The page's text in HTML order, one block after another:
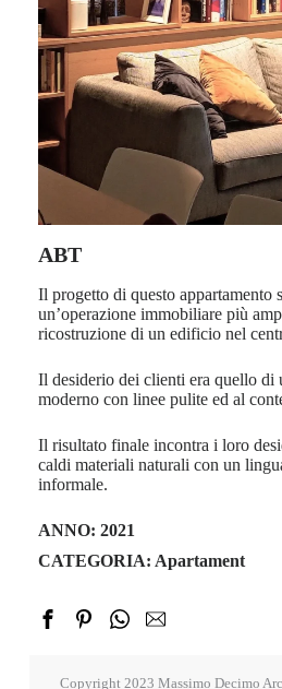
ABT
Il progetto di questo appartamento
un’operazione immobiliare più
ricostruzione di un edificio nel
Il desiderio dei clienti era quello di
moderno con linee pulite ed al
Il risultato finale incontra i loro
caldi materiali naturali con un
informale.
ANNO: 2021
CATEGORIA: Apartament
Copyright 2023 Massimo Decimo